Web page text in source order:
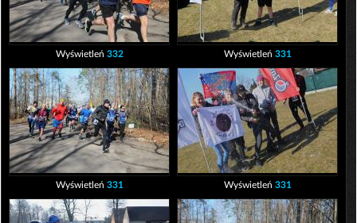
Wyświetleń 332 Wyświetleń 331
Wyświetleń 331 Wyświetleń 331